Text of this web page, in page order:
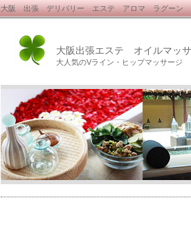
大阪 出張 デリバリー エステ アロマ ラグーン
大阪出張エステ オイルマッ
大人気のVライン・ヒップマッサージ